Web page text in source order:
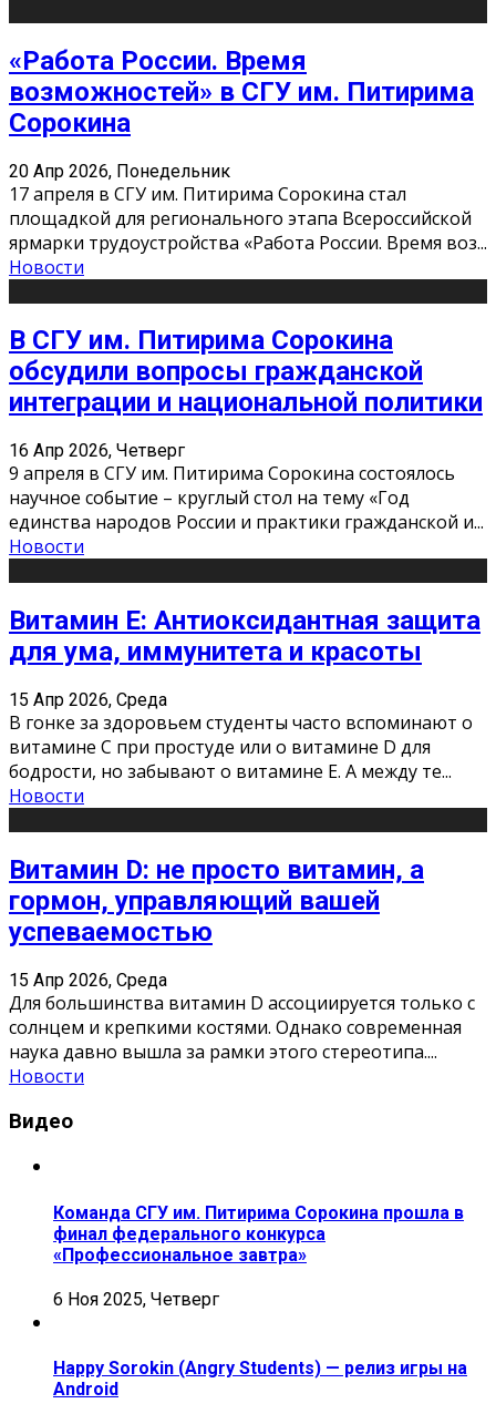
«Работа России. Время
возможностей» в СГУ им. Питирима
Сорокина
20 Апр 2026, Понедельник
17 апреля в СГУ им. Питирима Сорокина стал
площадкой для регионального этапа Всероссийской
ярмарки трудоустройства «Работа России. Время воз...
Новости
В СГУ им. Питирима Сорокина
обсудили вопросы гражданской
интеграции и национальной политики
16 Апр 2026, Четверг
9 апреля в СГУ им. Питирима Сорокина состоялось
научное событие – круглый стол на тему «Год
единства народов России и практики гражданской и...
Новости
Витамин Е: Антиоксидантная защита
для ума, иммунитета и красоты
15 Апр 2026, Среда
В гонке за здоровьем студенты часто вспоминают о
витамине С при простуде или о витамине D для
бодрости, но забывают о витамине Е. А между те...
Новости
Витамин D: не просто витамин, а
гормон, управляющий вашей
успеваемостью
15 Апр 2026, Среда
Для большинства витамин D ассоциируется только с
солнцем и крепкими костями. Однако современная
наука давно вышла за рамки этого стереотипа....
Новости
Видео
Команда СГУ им. Питирима Сорокина прошла в
финал федерального конкурса
«Профессиональное завтра»
6 Ноя 2025, Четверг
Happy Sorokin (Angry Students) — релиз игры на
Android